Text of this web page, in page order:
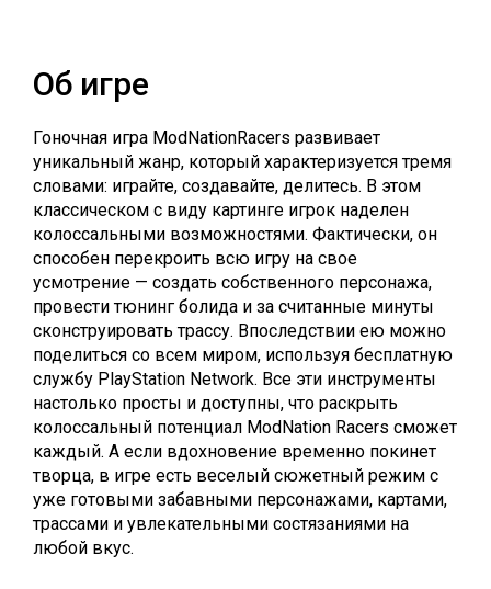
Об игре
Гоночная игра ModNationRacers развивает
уникальный жанр, который характеризуется тремя
словами: играйте, создавайте, делитесь. В этом
классическом с виду картинге игрок наделен
колоссальными возможностями. Фактически, он
способен перекроить всю игру на свое
усмотрение — создать собственного персонажа,
провести тюнинг болида и за считанные минуты
сконструировать трассу. Впоследствии ею можно
поделиться со всем миром, используя бесплатную
службу PlayStation Network. Все эти инструменты
настолько просты и доступны, что раскрыть
колоссальный потенциал ModNation Racers сможет
каждый. А если вдохновение временно покинет
творца, в игре есть веселый сюжетный режим с
уже готовыми забавными персонажами, картами,
трассами и увлекательными состязаниями на
любой вкус.